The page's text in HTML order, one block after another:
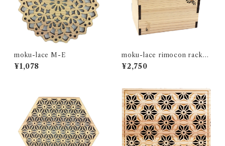
moku-lace M-E
¥1,078
moku-lace rimocon rack
sep３ 動物柄
¥2,750